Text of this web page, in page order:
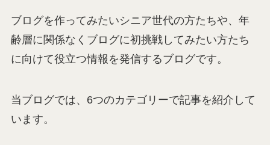
ブログを作ってみたいシニア世代の方たちや、年
齢層に関係なくブログに初挑戦してみたい方たち
に向けて役立つ情報を発信するブログです。
当ブログでは、6つのカテゴリーで記事を紹介して
います。